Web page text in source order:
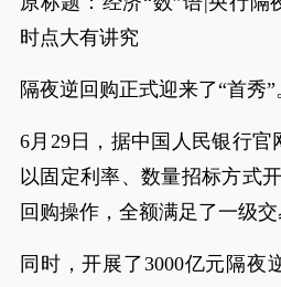
时点大有讲究
隔夜逆回购正式迎来了“首秀”
6月29日，据中国人民银行
以固定利率、数量招标方式
回购操作，全额满足了一级交
同时，开展了3000亿元隔夜